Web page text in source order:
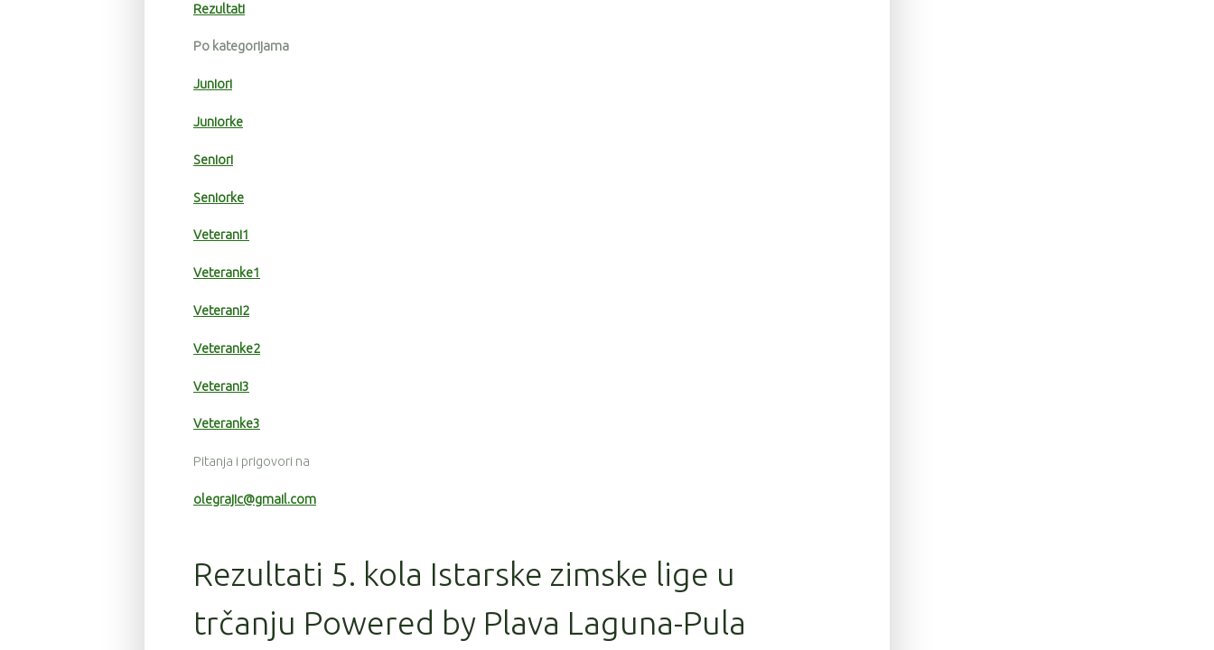
Rezultati
Po kategorijama
Juniori
Juniorke
Seniori
Seniorke
Veterani1
Veteranke1
Veterani2
Veteranke2
Veterani3
Veteranke3
Pitanja i prigovori na
olegrajic@gmail.com
Rezultati 5. kola Istarske zimske lige u
trčanju Powered by Plava Laguna-Pula